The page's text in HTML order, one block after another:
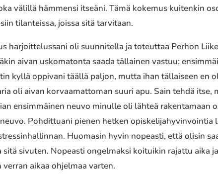
välillä hämmensi itseäni. Tämä kokemus kuitenkin
tilanteissa, joissa sitä tarvitaan.
harjoittelussani oli suunnitella ja toteuttaa Perhon
aivan uskomatonta saada tällainen vastuu:
kyllä oppivani täällä paljon, mutta ihan tällaiseen en
oli aivan korvaamattoman suuri apu. Sain tehdä itse,
ensimmäinen neuvo minulle oli lähteä rakentamaan
Pohdittuani pienen hetken
Huomasin hyvin nopeasti, että olisin
sitä sivuten. Nopeasti ongelmaksi koituikin rajattu aika
aikaa ohjelmaa varten.